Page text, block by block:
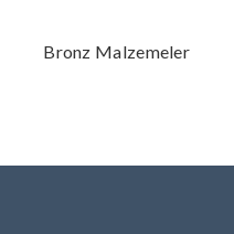
Bronz Malzemeler